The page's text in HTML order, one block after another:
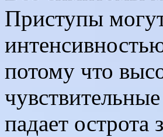
Приступы
потому что
падает острота